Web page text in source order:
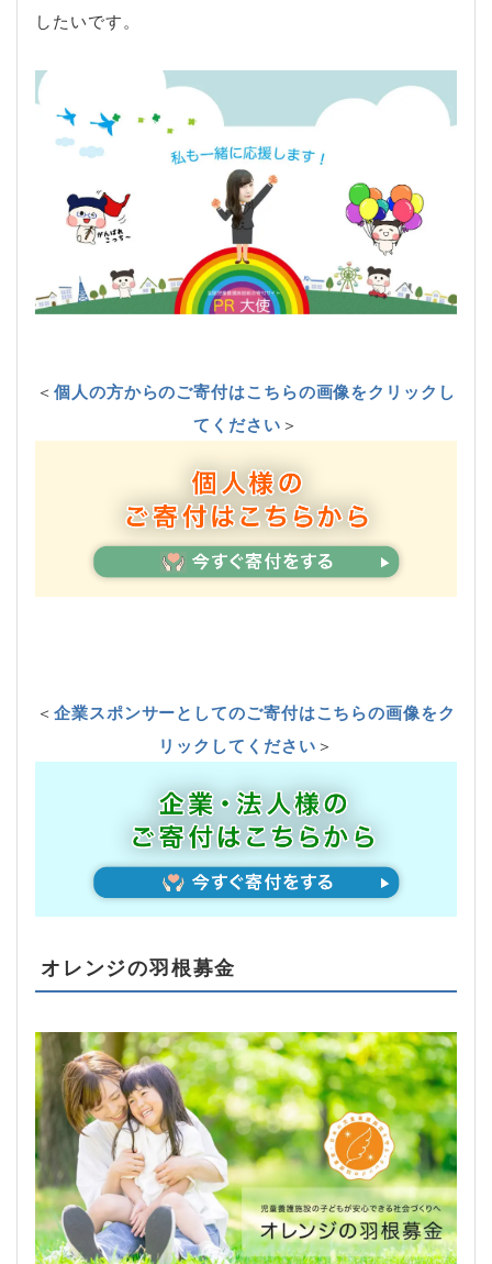
したいです。
＜個人の方からのご寄付はこちらの画像をクリックし
てください＞
＜企業スポンサーとしてのご寄付はこちらの画像をク
リックしてください＞
オレンジの羽根募金